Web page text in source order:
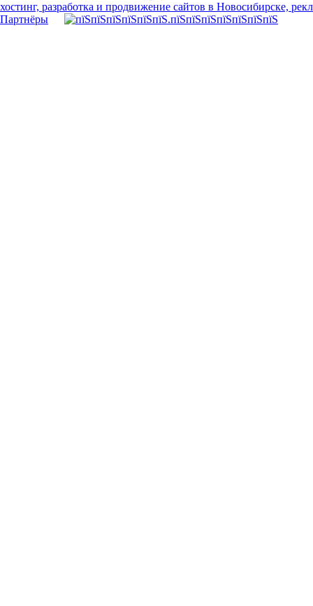
хостинг, разработка и продвижение сайтов в Новосибирске,
Партнёры